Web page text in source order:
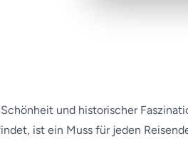
und historischer
ist ein Muss für jeden